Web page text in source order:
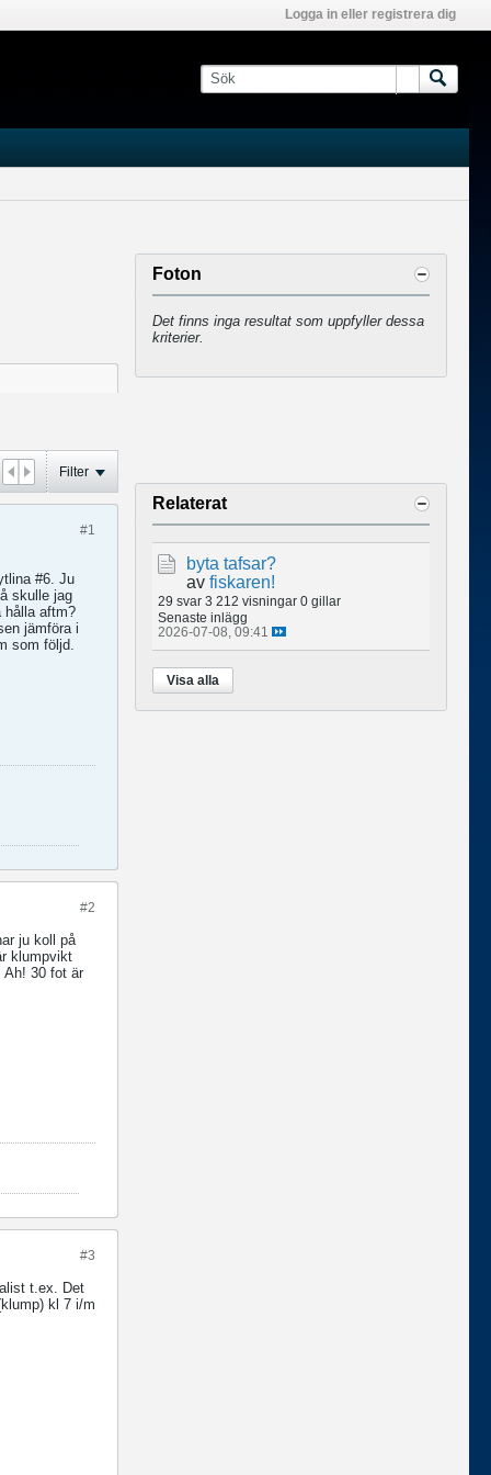
Logga in eller registrera dig
Filter
#1
#6. Ju
skulle jag
hålla aftm?
jämföra i
som följd.
#2
ju koll på
klumpvikt
Ah! 30 fot är
#3
t.ex. Det
kl 7 i/m
Foton
Det finns inga resultat som uppfyller dessa
kriterier.
Relaterat
byta tafsar?
av fiskaren!
29 svar 3 212 visningar 0 gillar
Senaste inlägg
2026-07-08, 09:41
Visa alla